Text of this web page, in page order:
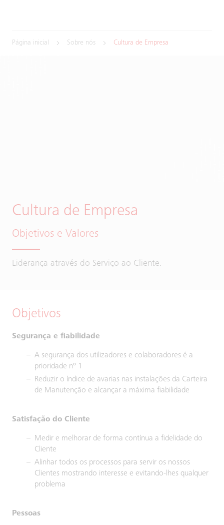
Página inicial Sobre nós Cultura de Empresa
Cultura de Empresa
Objetivos e Valores
Liderança através do Serviço ao Cliente.
Objetivos
Segurança e fiabilidade
A segurança dos utilizadores e colaboradores é a
prioridade nº 1
Reduzir o índice de avarias nas instalações da Carteira
de Manutenção e alcançar a máxima fiabilidade
Satisfação do Cliente
Medir e melhorar de forma contínua a fidelidade do
Cliente
Alinhar todos os processos para servir os nossos
Clientes mostrando interesse e evitando-lhes qualquer
problema
Pessoas